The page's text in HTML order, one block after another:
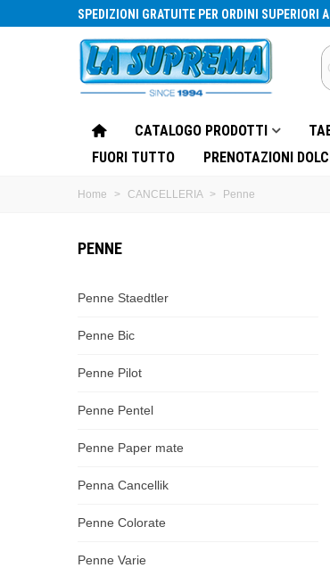
SPEDIZIONI GRATUITE PER ORDINI SUPERIORI
CATALOGO PRODOTTI
FUORI TUTTO
PRENOTAZIONI
Home > CANCELLERIA > Penne
PENNE
Penne Staedtler
Penne Bic
Penne Pilot
Penne Pentel
Penne Paper mate
Penna Cancellik
Penne Colorate
Penne Varie